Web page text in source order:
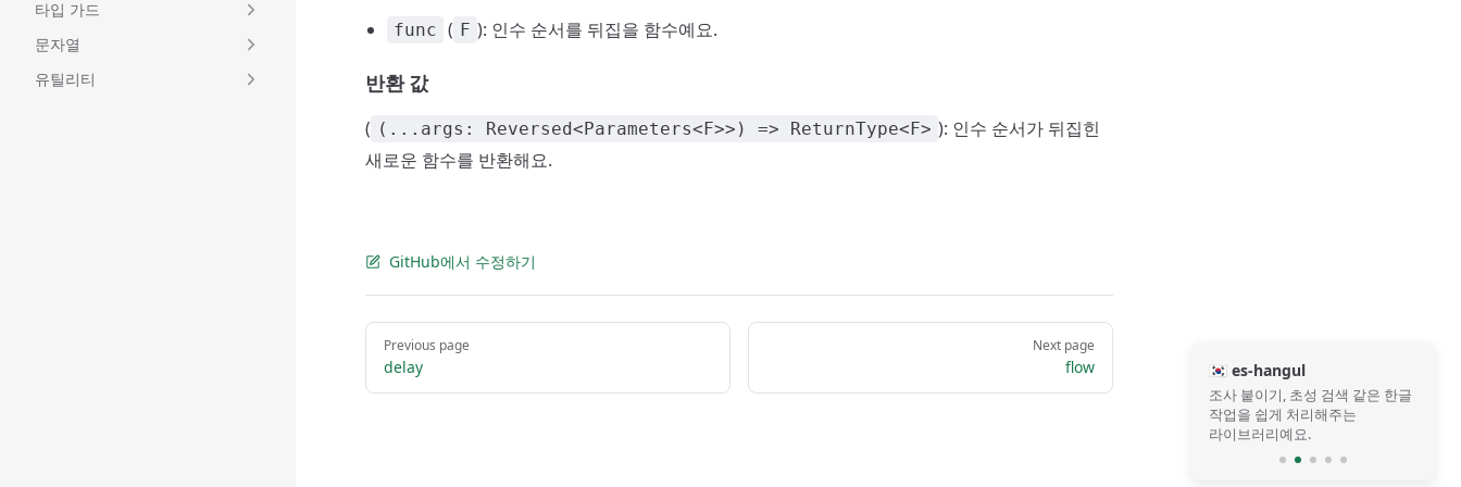
타입 가드
문자열
유틸리티
func ( F ): 인수 순서를 뒤집을 함수예요.
반환 값
( (...args: Reversed<Parameters<F>>) => ReturnType<F> ): 인수 순서가 뒤집힌
새로운 함수를 반환해요.
GitHub에서 수정하기
Pager
Previous page
delay
Next page
flow 🇰🇷 es-hangul
조사 붙이기, 초성 검색 같은 한글
작업을 쉽게 처리해주는
라이브러리예요.